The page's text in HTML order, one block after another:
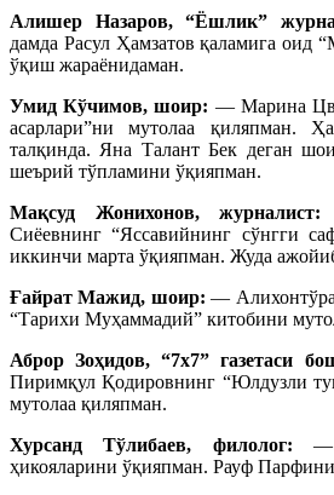
Алишер Назаров, “Ёшлик”
дамда Расул Ҳамзатов қаламига оид
ўқиш жараёнидаман.
Умид Кўчимов, шоир: — Марина
асарлари”ни мутолаа қиляпман.
талқинда. Яна Талант Бек деган
шеърий тўпламини ўқияпман.
Мақсуд Жонихонов, журналист:
Сиёевнинг “Яссавийнинг сўнгги
иккинчи марта ўқияпман. Жуда
Ғайрат Мажид, шоир: —
“Тарихи Муҳаммадий” китобини
Аброр Зоҳидов, “7х7” газетаси
Пиримқул Қодировнинг “Юлдузли
мутолаа қиляпман.
Хурсанд Тўлибаев, филолог: —
ҳикояларини ўқияпман. Рауф